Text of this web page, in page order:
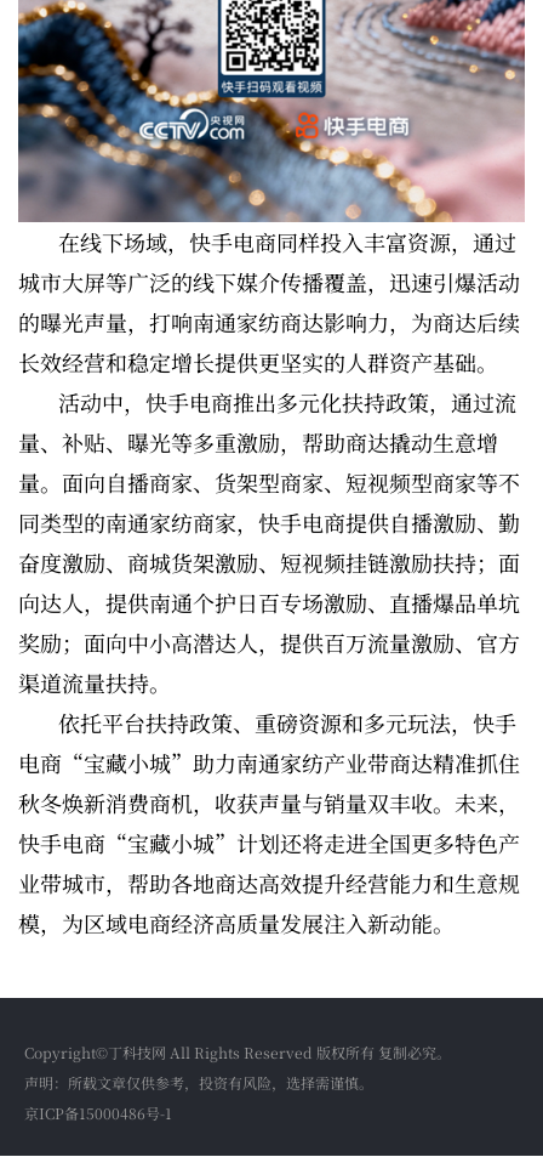
在线下场域，快手电商同样投入丰富资源，通过
城市大屏等广泛的线下媒介传播覆盖，迅速引爆活动
的曝光声量，打响南通家纺商达影响力，为商达后续
长效经营和稳定增长提供更坚实的人群资产基础。
活动中，快手电商推出多元化扶持政策，通过流
量、补贴、曝光等多重激励，帮助商达撬动生意增
量。面向自播商家、货架型商家、短视频型商家等不
同类型的南通家纺商家，快手电商提供自播激励、勤
奋度激励、商城货架激励、短视频挂链激励扶持；面
向达人，提供南通个护日百专场激励、直播爆品单坑
奖励；面向中小高潜达人，提供百万流量激励、官方
渠道流量扶持。
依托平台扶持政策、重磅资源和多元玩法，快手
电商“宝藏小城”助力南通家纺产业带商达精准抓住
秋冬焕新消费商机，收获声量与销量双丰收。未来，
快手电商“宝藏小城”计划还将走进全国更多特色产
业带城市，帮助各地商达高效提升经营能力和生意规
模，为区域电商经济高质量发展注入新动能。
Copyright©丁科技网 All Rights Reserved 版权所有 复制必究。
声明：所载文章仅供参考，投资有风险，选择需谨慎。
京ICP备15000486号-1